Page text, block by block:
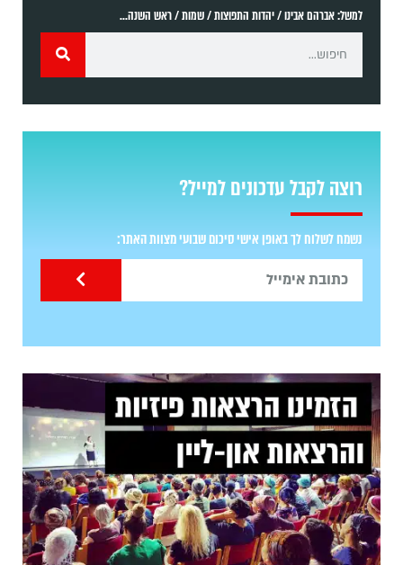
למשל: אברהם אבינו / יהדות התפוצות / שמות / ראש השנה...
רוצה לקבל עדכונים למייל?
נשמח לשלוח לך באופן אישי סיכום שבועי מצוות האתר: